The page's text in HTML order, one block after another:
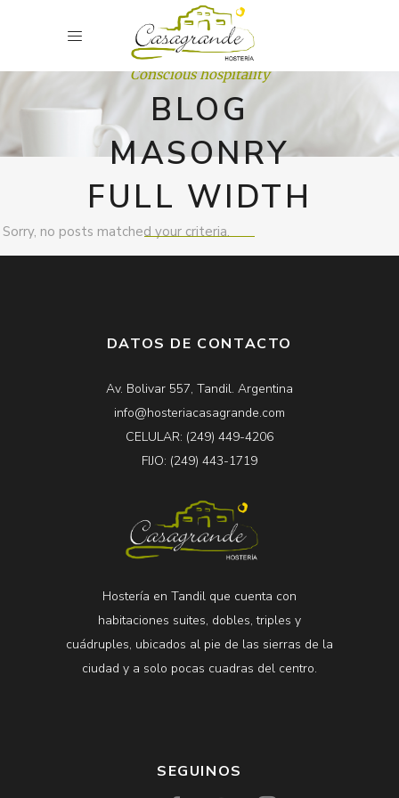
Conscious hospitality
BLOG
MASONRY
FULL WIDTH
Sorry, no posts matched your criteria.
DATOS DE CONTACTO
Av. Bolivar 557, Tandil. Argentina
info@hosteriacasagrande.com
CELULAR: (249) 449-4206
FIJO: (249) 443-1719
Hostería en Tandil que cuenta con
habitaciones suites, dobles, triples y
cuádruples, ubicados al pie de las sierras de la
ciudad y a solo pocas cuadras del centro.
SEGUINOS